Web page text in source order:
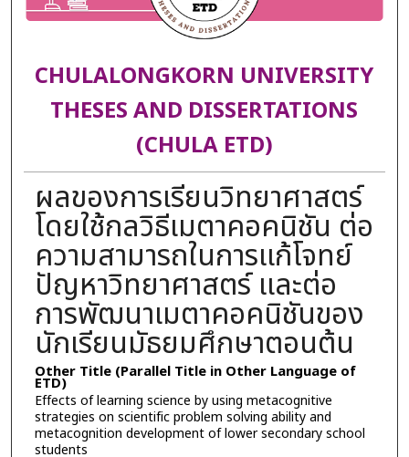
CHULALONGKORN UNIVERSITY
THESES AND DISSERTATIONS
(CHULA ETD)
ผลของการเรียนวิทยาศาสตร์
โดยใช้กลวิธีเมตาคอคนิชัน ต่อ
ความสามารถในการแก้โจทย์
ปัญหาวิทยาศาสตร์ และต่อ
การพัฒนาเมตาคอคนิชันของ
นักเรียนมัธยมศึกษาตอนต้น
Other Title (Parallel Title in Other Language of
ETD)
Effects of learning science by using metacognitive
strategies on scientific problem solving ability and
metacognition development of lower secondary school
students